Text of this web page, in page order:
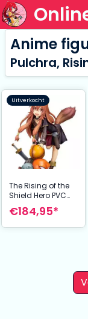
Anime
Pulchra,
Uitverkocht
The Rising of the
Shield Hero PVC
Statue 1/7
Raphtalia
€184,95*